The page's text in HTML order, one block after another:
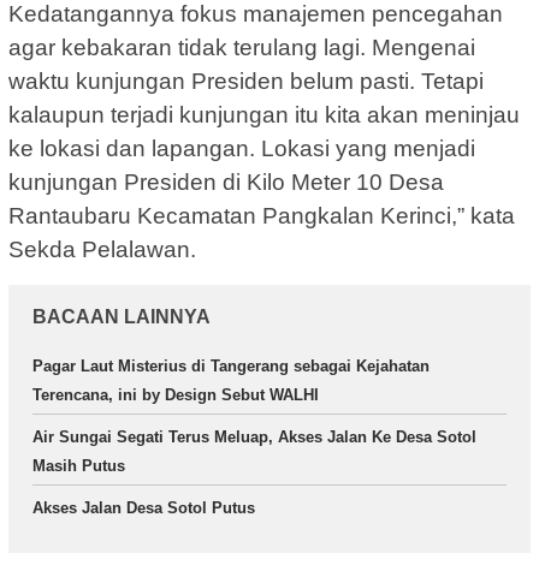
Kedatangannya fokus manajemen pencegahan
agar kebakaran tidak terulang lagi. Mengenai
waktu kunjungan Presiden belum pasti. Tetapi
kalaupun terjadi kunjungan itu kita akan meninjau
ke lokasi dan lapangan. Lokasi yang menjadi
kunjungan Presiden di Kilo Meter 10 Desa
Rantaubaru Kecamatan Pangkalan Kerinci,” kata
Sekda Pelalawan.
BACAAN LAINNYA
Pagar Laut Misterius di Tangerang sebagai Kejahatan
Terencana, ini by Design Sebut WALHI
Air Sungai Segati Terus Meluap, Akses Jalan Ke Desa Sotol
Masih Putus
Akses Jalan Desa Sotol Putus